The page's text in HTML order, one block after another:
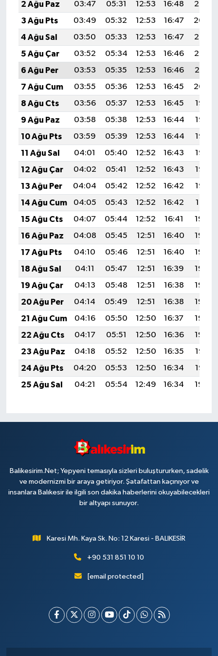
2 Ağu Paz
03:47 05:31 12:53 16:48
20:05
3 Ağu Pts
03:49 05:32 12:53 16:47
20:04
4 Ağu Sal
03:50 05:33 12:53 16:47
20:03
5 Ağu Çar
03:52 05:34 12:53 16:46
20:02
6 Ağu Per
03:53 05:35 12:53 16:46
20:01
7 Ağu Cum
03:55 05:36 12:53 16:45
20:00
8 Ağu Cts
03:56 05:37 12:53 16:45
19:58
9 Ağu Paz
03:58 05:38 12:53 16:44
19:57
10 Ağu Pts
03:59 05:39 12:53 16:44
19:56
11 Ağu Sal
04:01 05:40 12:52 16:43
19:55
12 Ağu Çar
04:02 05:41 12:52 16:43
19:53
13 Ağu Per
04:04 05:42 12:52 16:42
19:52
14 Ağu Cum
04:05 05:43 12:52 16:42
19:51
15 Ağu Cts
04:07 05:44 12:52 16:41
19:49
16 Ağu Paz
04:08 05:45 12:51 16:40
19:48
17 Ağu Pts
04:10 05:46 12:51 16:40
19:46
18 Ağu Sal
04:11 05:47 12:51 16:39
19:45
19 Ağu Çar
04:13 05:48 12:51 16:38
19:43
20 Ağu Per
04:14 05:49 12:51 16:38
19:42
21 Ağu Cum
04:16 05:50 12:50 16:37
19:40
22 Ağu Cts
04:17 05:51 12:50 16:36
19:39
23 Ağu Paz
04:18 05:52 12:50 16:35
19:37
24 Ağu Pts
04:20 05:53 12:50 16:34
19:36
25 Ağu Sal
04:21 05:54 12:49 16:34 19:34
Balikesirim.Net; Yepyeni temasıyla sizleri buluştururken, sadelik
ve modernizmi bir araya getiriyor. Şatafattan kaçınıyor ve
insanlara Balıkesir ile ilgili son dakika haberlerini okuyabilecekleri
bir altyapı sunuyor.
Karesi Mh. Kaya Sk. No: 12 Karesi - BALIKESİR
+90 531 851 10 10
[email protected]